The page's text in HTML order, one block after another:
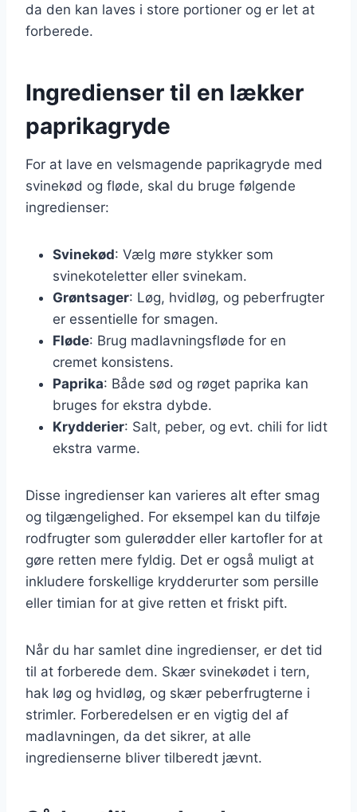
da den kan laves i store portioner og er let at
forberede.
Ingredienser til en lækker
paprikagryde
For at lave en velsmagende paprikagryde med
svinekød og fløde, skal du bruge følgende
ingredienser:
Svinekød: Vælg møre stykker som
svinekoteletter eller svinekam.
Grøntsager: Løg, hvidløg, og peberfrugter
er essentielle for smagen.
Fløde: Brug madlavningsfløde for en
cremet konsistens.
Paprika: Både sød og røget paprika kan
bruges for ekstra dybde.
Krydderier: Salt, peber, og evt. chili for lidt
ekstra varme.
Disse ingredienser kan varieres alt efter smag
og tilgængelighed. For eksempel kan du tilføje
rodfrugter som gulerødder eller kartofler for at
gøre retten mere fyldig. Det er også muligt at
inkludere forskellige krydderurter som persille
eller timian for at give retten et friskt pift.
Når du har samlet dine ingredienser, er det tid
til at forberede dem. Skær svinekødet i tern,
hak løg og hvidløg, og skær peberfrugterne i
strimler. Forberedelsen er en vigtig del af
madlavningen, da det sikrer, at alle
ingredienserne bliver tilberedt jævnt.